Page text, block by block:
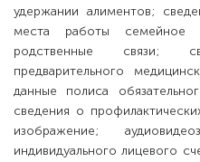
удержании алиментов;
места работы семейное
родственные связи;
предварительного
данные полиса
сведения о
изображение;
индивидуального лицевого